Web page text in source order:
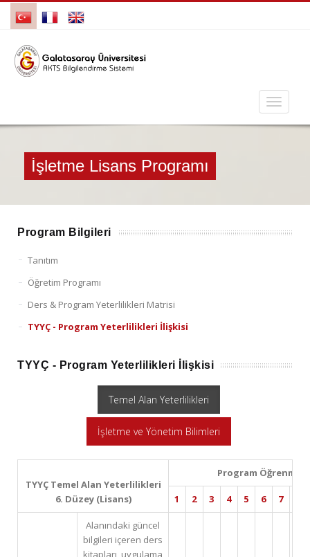
İşletme Lisans Programı
Program Bilgileri
Tanıtım
Öğretim Programı
Ders & Program Yeterlilikleri Matrisi
TYYÇ - Program Yeterlilikleri İlişkisi
TYYÇ - Program Yeterlilikleri İlişkisi
Temel Alan Yeterlilikleri
İşletme ve Yönetim Bilimleri
TYYÇ Temel Alan Yeterlilikleri
6. Düzey (Lisans)
Program Öğrenme
1 2 3 4 5 6 7
Alanındaki güncel
bilgileri içeren ders
kitapları, uygulama